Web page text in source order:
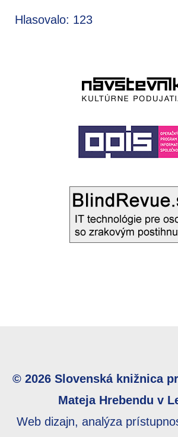
Hlasovalo: 123
© 2026 Slovenská knižnica
Mateja Hrebendu v
Web dizajn, analýza